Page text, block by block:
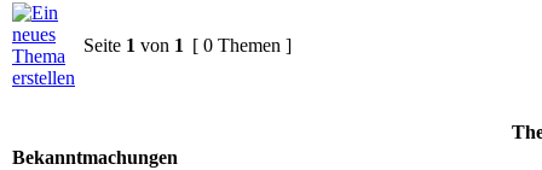
Seite 1 von 1 [ 0 Themen ]
Bekanntmachungen